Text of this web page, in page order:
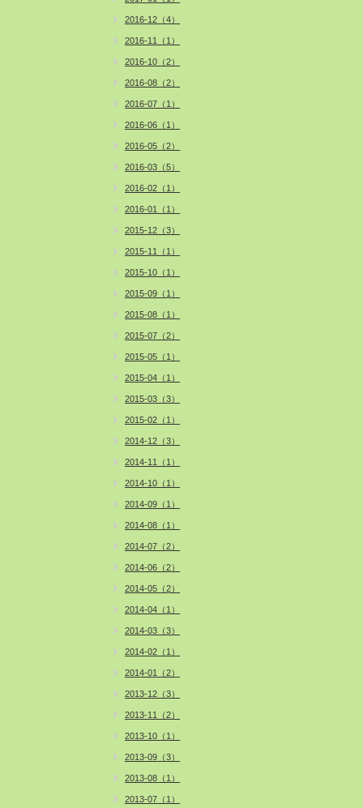
2016-12（4）
2016-11（1）
2016-10（2）
2016-08（2）
2016-07（1）
2016-06（1）
2016-05（2）
2016-03（5）
2016-02（1）
2016-01（1）
2015-12（3）
2015-11（1）
2015-10（1）
2015-09（1）
2015-08（1）
2015-07（2）
2015-05（1）
2015-04（1）
2015-03（3）
2015-02（1）
2014-12（3）
2014-11（1）
2014-10（1）
2014-09（1）
2014-08（1）
2014-07（2）
2014-06（2）
2014-05（2）
2014-04（1）
2014-03（3）
2014-02（1）
2014-01（2）
2013-12（3）
2013-11（2）
2013-10（1）
2013-09（3）
2013-08（1）
2013-07（1）